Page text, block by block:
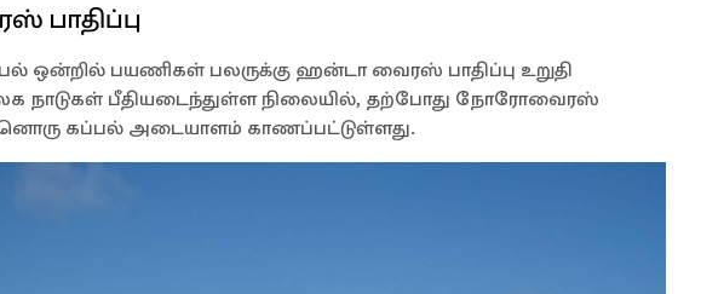
பாதிப்பு
ஒன்றில் பயணிகள் பலருக்கு ஹன்டா வைரஸ் பாதிப்பு உறுதி
நாடுகள் பீதியடைந்துள்ள நிலையில், தற்போது நோரோவைரஸ்
கப்பல் அடையாளம் காணப்பட்டுள்ளது.